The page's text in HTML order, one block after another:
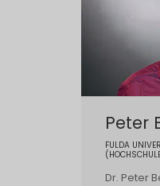
Peter
FULDA
Dr. Peter